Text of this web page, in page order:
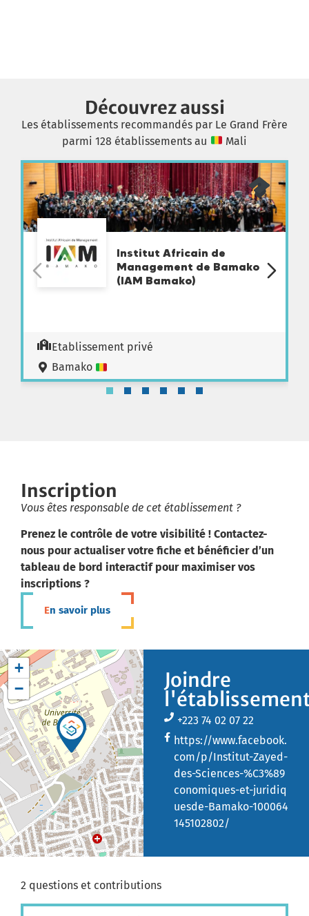
Découvrez aussi
Les établissements recommandés par Le Grand Frère
parmi 128 établissements au
Mali
Institut Africain de
Management de Bamako
(IAM Bamako)
Etablissement privé
Bamako
Inscription
Vous êtes responsable de cet établissement ?
Prenez le contrôle de votre visibilité ! Contactez-
nous pour actualiser votre fiche et bénéficier d’un
tableau de bord interactif pour maximiser vos
inscriptions ?
En savoir plus
+
−
Joindre
+223 74 02 07 22
https://www.facebook.
com/p/Institut-Zayed-
des-Sciences-%C3%89
conomiques-et-juridiq
uesde-Bamako-100064
145102802/
2 questions et contributions